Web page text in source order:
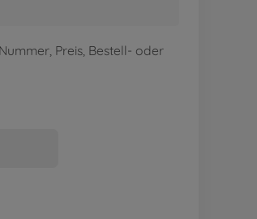
Preis, Bestell- oder